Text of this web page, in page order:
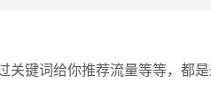
键词给你推荐流量等等，都